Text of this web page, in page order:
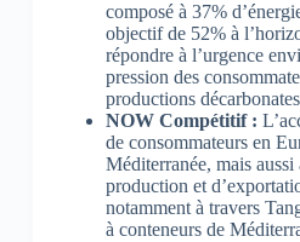
composé à 37%
objectif de 52% à
répondre à l’urgence
pression des
productions décarbonates
NOW Compétitif :
de consommateurs en
Méditerranée, mais
production et
notamment à travers
à conteneurs de